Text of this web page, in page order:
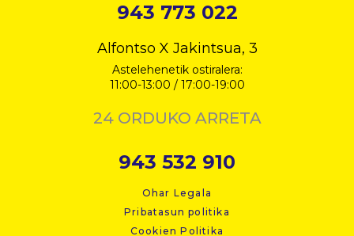
943 773 022
Alfontso X Jakintsua, 3
Astelehenetik ostiralera:
11:00-13:00 / 17:00-19:00
24 ORDUKO ARRETA
943 532 910
Ohar Legala
Pribatasun politika
Cookien Politika